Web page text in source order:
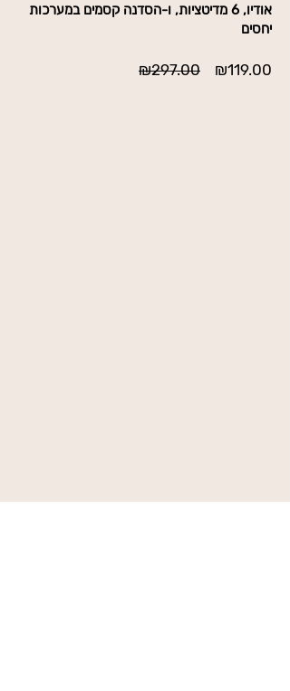
אודיו, 6 מדיטציות, ו-הסדנה קסמים במערכות
יחסים
₪297.00
מחיר
₪119.00